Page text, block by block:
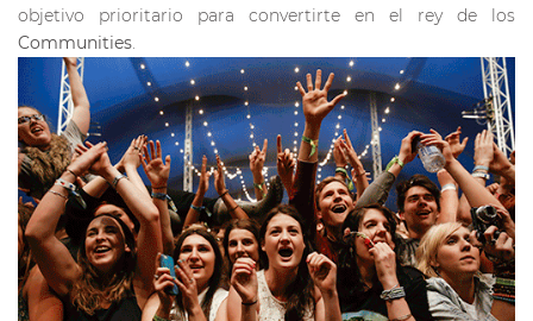
objetivo prioritario para convertirte en el rey de los
Communities